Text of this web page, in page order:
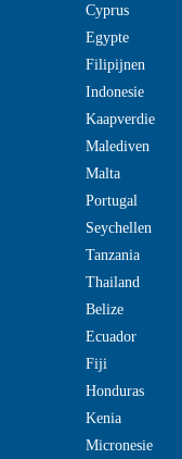
Cyprus
Egypte
Filipijnen
Indonesie
Kaapverdie
Malediven
Malta
Portugal
Seychellen
Tanzania
Thailand
Belize
Ecuador
Fiji
Honduras
Kenia
Micronesie